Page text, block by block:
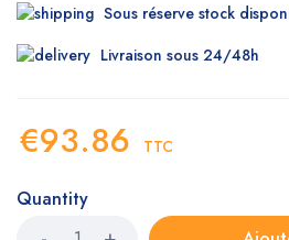
Sous réserve stock
Livraison sous 24/48h
€93.86 TTC
Quantity